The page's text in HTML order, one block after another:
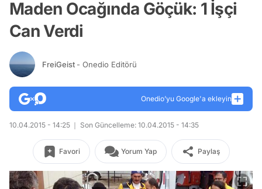
Maden Ocağında Göçük: 1 İşçi
Can Verdi
FreiGeist - Onedio Editörü
Onedio’yu Google'a ekleyin
10.04.2015 - 14:25 Son Güncelleme: 10.04.2015 - 14:35
Favori Yorum Yap Paylaş